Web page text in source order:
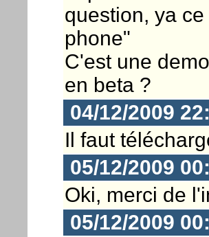
question, ya
phone"
C'est une
en beta ?
04/12/2009
Il faut
05/12/2009
Oki, merci de
05/12/2009